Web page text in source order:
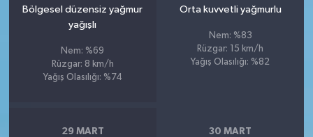
Bölgesel düzensiz yağmur
yağışlı
Nem: %69
Rüzgar: 8 km/h
Yağış Olasılığı: %74
Orta kuvvetli yağmurlu
Nem: %83
Rüzgar: 15 km/h
Yağış Olasılığı: %82
29 MART 30 MART